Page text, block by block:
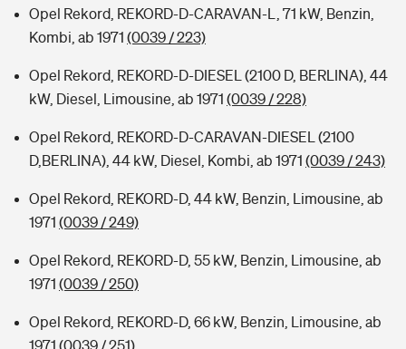
Opel Rekord, REKORD-D-CARAVAN-L, 71 kW, Benzin,
Kombi, ab 1971 (0039 / 223)
Opel Rekord, REKORD-D-DIESEL (2100 D, BERLINA), 44
kW, Diesel, Limousine, ab 1971 (0039 / 228)
Opel Rekord, REKORD-D-CARAVAN-DIESEL (2100
D,BERLINA), 44 kW, Diesel, Kombi, ab 1971 (0039 / 243)
Opel Rekord, REKORD-D, 44 kW, Benzin, Limousine, ab
1971 (0039 / 249)
Opel Rekord, REKORD-D, 55 kW, Benzin, Limousine, ab
1971 (0039 / 250)
Opel Rekord, REKORD-D, 66 kW, Benzin, Limousine, ab
1971 (0039 / 251)